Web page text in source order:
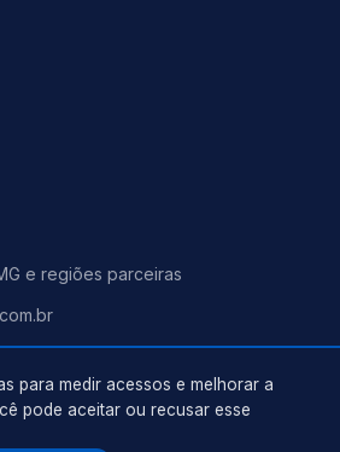
e regiões parceiras
para medir acessos e melhorar a
pode aceitar ou recusar esse